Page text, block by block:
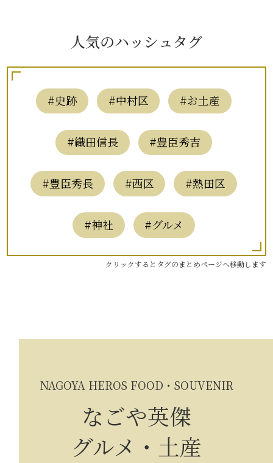
人気のハッシュタグ
#史跡 #中村区 #お土産
#織田信長 #豊臣秀吉
#豊臣秀長 #西区 #熱田区
#神社 #グルメ
クリックするとタグのまとめページへ移動します
NAGOYA HEROS FOOD・SOUVENIR
なごや英傑
グルメ・土産